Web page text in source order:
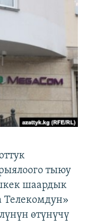
тыюу
шаардык
Телекомдун»
өтүнүчү